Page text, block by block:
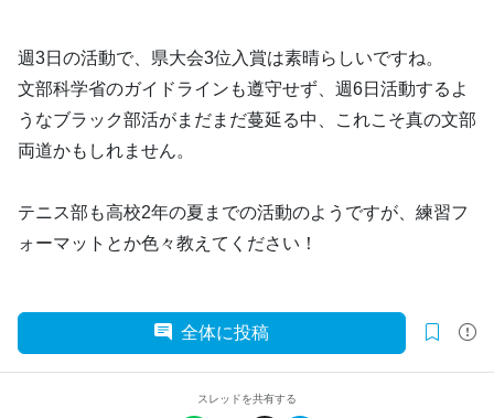
週3日の活動で、県大会3位入賞は素晴らしいですね。
文部科学省のガイドラインも遵守せず、週6日活動するよ
うなブラック部活がまだまだ蔓延る中、これこそ真の文部
両道かもしれません。
テニス部も高校2年の夏までの活動のようですが、練習フ
ォーマットとか色々教えてください！
全体に投稿
スレッドを共有する